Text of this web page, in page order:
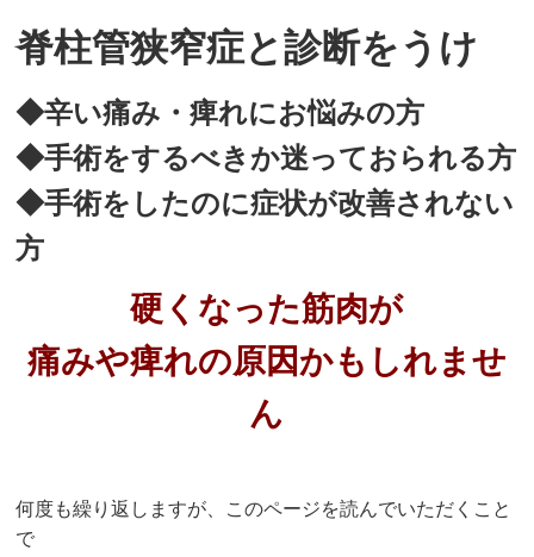
脊柱管狭窄症と診断をうけ
◆辛い痛み・痺れにお悩みの方
◆手術をするべきか迷っておられる方
◆手術をしたのに症状が改善されない
方
硬くなった筋肉が
痛みや痺れの原因かもしれませ
ん
何度も繰り返しますが、このページを読んでいただくこと
で